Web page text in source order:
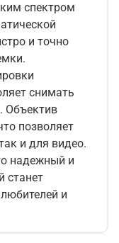
спектром
и точно
снимать
позволяет
и для видео.
надежный и
станет
и